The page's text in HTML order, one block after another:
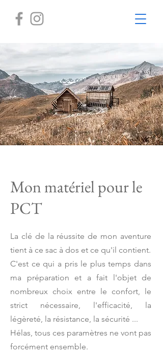
Mon matériel pour le
PCT
La clé de la réussite de mon aventure
tient à ce sac à dos et ce qu'il contient.
C'est ce qui a pris le plus temps dans
ma préparation et a fait l'objet de
nombreux choix entre le confort, le
strict nécessaire, l'efficacité, la
légèreté, la résistance, la sécurité ...
Hélas, tous ces paramètres ne vont pas
forcément ensemble.